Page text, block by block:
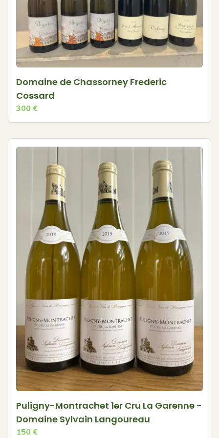
Domaine de Chassorney Frederic
Cossard
300 €
Puligny-Montrachet 1er Cru La Garenne -
Domaine Sylvain Langoureau
150 €